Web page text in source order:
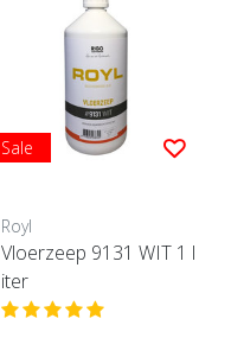
Sale
Royl
Vloerzeep 9131 WIT 1 l
iter